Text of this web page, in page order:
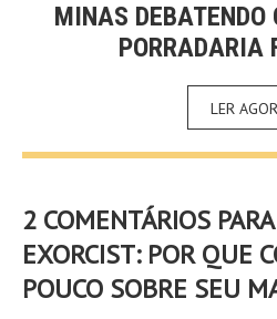
MINAS DEBATENDO
PORRADARIA
LER
2 COMENTÁRIOS PARA
EXORCIST: POR QUE
POUCO SOBRE SEU